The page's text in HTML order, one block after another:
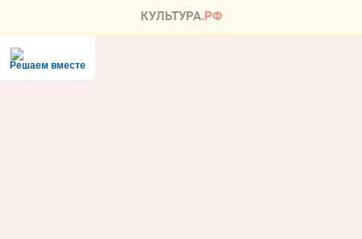
Решаем вместе